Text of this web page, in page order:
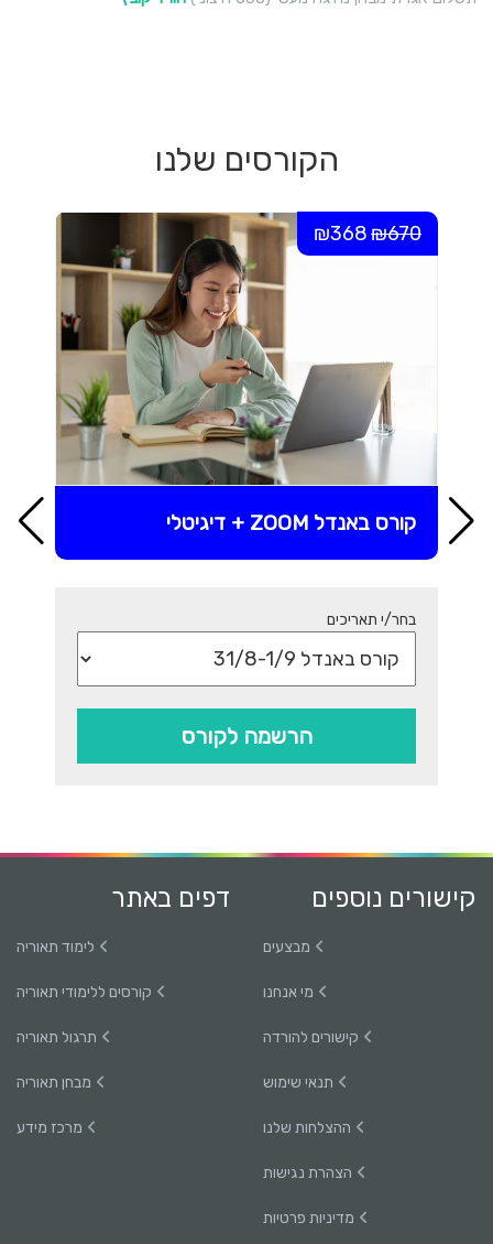
הקורסים שלנו
₪670
₪368
קורס באנדל ZOOM + דיגיטלי
בחר/י תאריכים
הרשמה לקורס
קישורים נוספים
מבצעים
מי אנחנו
קישורים להורדה
תנאי שימוש
ההצלחות שלנו
הצהרת נגישות
מדיניות פרטיות
דפים באתר
לימוד תאוריה
קורסים ללימודי תאוריה
תרגול תאוריה
מבחן תאוריה
מרכז מידע